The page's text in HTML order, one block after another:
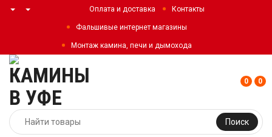
Оплата и доставка Контакты
Фальшивые интернет магазины
Монтаж камина, печи и дымохода
Поиск
0 0